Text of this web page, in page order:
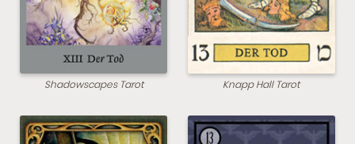
Shadowscapes Tarot Knapp Hall Tarot